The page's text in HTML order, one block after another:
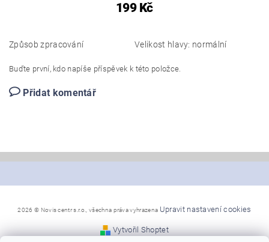
199 Kč
Způsob zpracování Velikost hlavy: normální
Buďte první, kdo napíše příspěvek k této položce.
Přidat komentář
2026 © Novis centr s.r.o., všechna práva vyhrazena Upravit nastavení cookies
Vytvořil Shoptet